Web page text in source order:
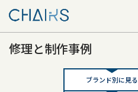
修理と制作事例
ブランド別に見る